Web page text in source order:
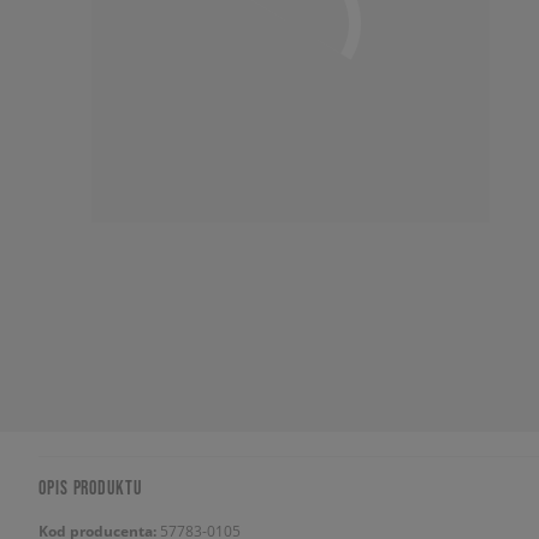
OPIS PRODUKTU
Kod producenta: 57783-0105